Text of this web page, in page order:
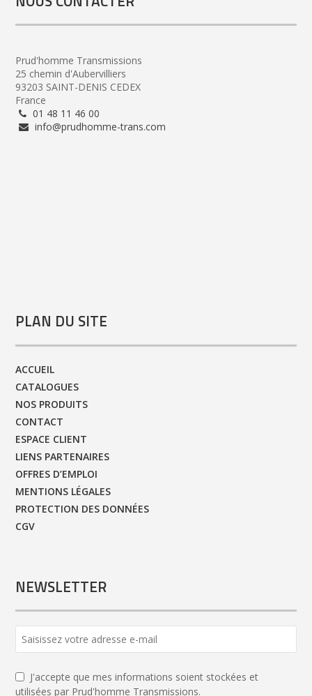
Prud'homme Transmissions
25 chemin d'Aubervilliers
93203 SAINT-DENIS CEDEX
France
01 48 11 46 00
info@prudhomme-trans.com
PLAN DU SITE
ACCUEIL
CATALOGUES
NOS PRODUITS
CONTACT
ESPACE CLIENT
LIENS PARTENAIRES
OFFRES D’EMPLOI
MENTIONS LÉGALES
PROTECTION DES DONNÉES
CGV
NEWSLETTER
Name *
J'accepte que mes informations soient stockées et
utilisées par Prud'homme Transmissions.